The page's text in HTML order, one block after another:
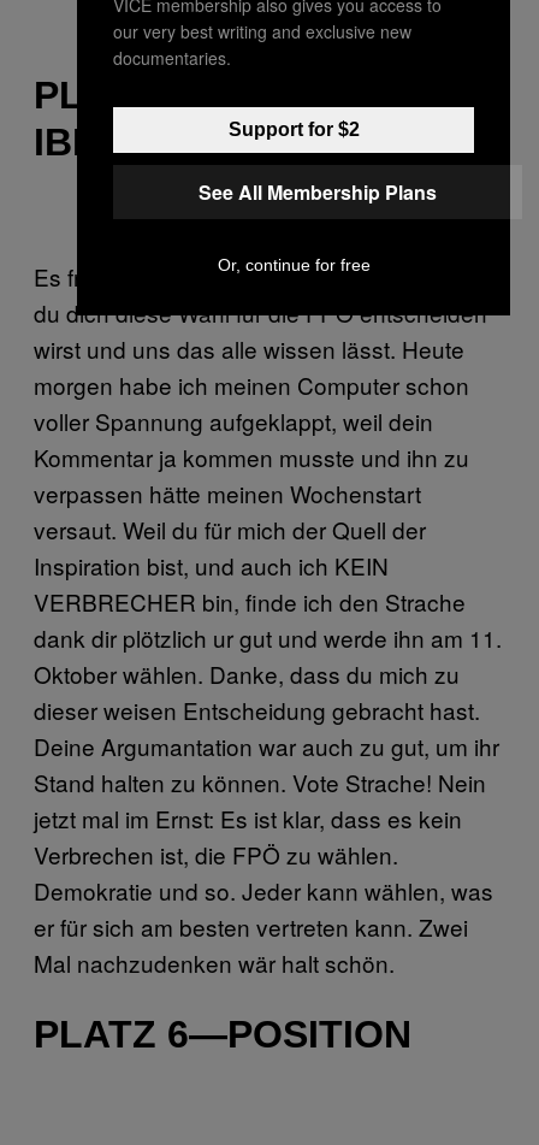
PLATZ 7—VABRECHA,
IBEROLL VABRECHA
Es freut mich sehr, lieber Bumsti-Fan, dass
du dich diese Wahl für die FPÖ entscheiden
wirst und uns das alle wissen lässt. Heute
morgen habe ich meinen Computer schon
voller Spannung aufgeklappt, weil dein
Kommentar ja kommen musste und ihn zu
verpassen hätte meinen Wochenstart
versaut. Weil du für mich der Quell der
Inspiration bist, und auch ich KEIN
VERBRECHER bin, finde ich den Strache
dank dir plötzlich ur gut und werde ihn am 11.
Oktober wählen. Danke, dass du mich zu
dieser weisen Entscheidung gebracht hast.
Deine Argumantation war auch zu gut, um ihr
Stand halten zu können. Vote Strache! Nein
jetzt mal im Ernst: Es ist klar, dass es kein
Verbrechen ist, die FPÖ zu wählen.
Demokratie und so. Jeder kann wählen, was
er für sich am besten vertreten kann. Zwei
Mal nachzudenken wär halt schön.
PLATZ 6—POSITION
our very best writing and exclusive new
documentaries.
Support for $2
See All Membership Plans
Or, continue for free